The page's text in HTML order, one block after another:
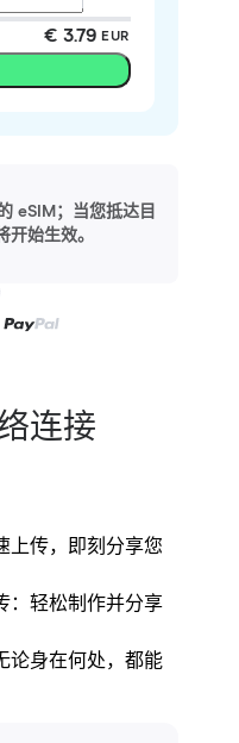
€ 3.79 EUR
eSIM；当您抵达目
开始生效。
连接
上传，即刻分享您
：轻松制作并分享
论身在何处，都能